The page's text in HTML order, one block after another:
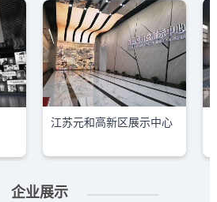
江苏元和高新区展示中心
企业展示